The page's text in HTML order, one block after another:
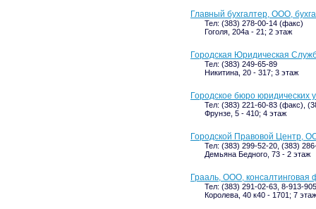
Главный бухгалтер, ООО,
Тел: (383) 278-00-14 (факс)
Гоголя, 204а - 21; 2 этаж
Городская Юридическая
Тел: (383) 249-65-89
Никитина, 20 - 317; 3 этаж
Городское бюро юридических
Тел: (383) 221-60-83 (факс),
Фрунзе, 5 - 410; 4 этаж
Городской Правовой Центр,
Тел: (383) 299-52-20, (383)
Демьяна Бедного, 73 - 2 этаж
Грааль, ООО, консалтинговая
Тел: (383) 291-02-63, 8-913-
Королева, 40 к40 - 1701; 7 этаж